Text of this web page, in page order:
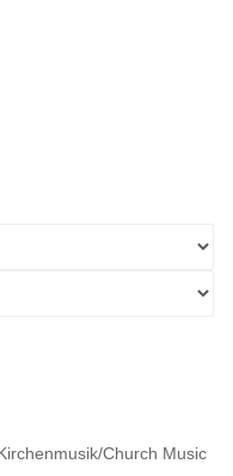
Church Music